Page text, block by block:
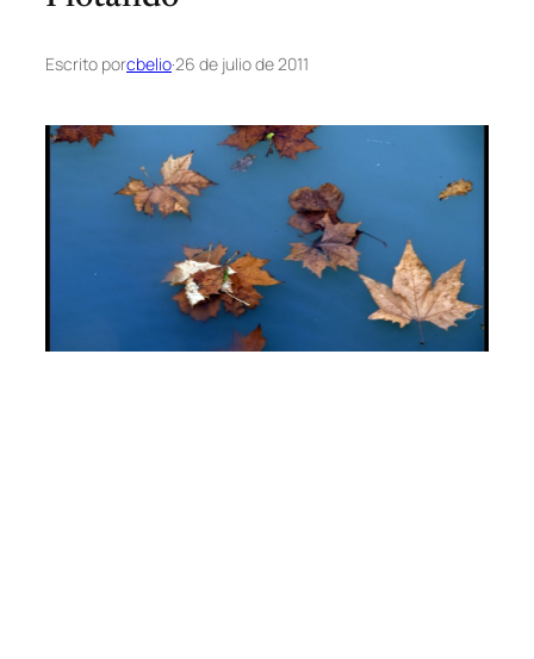
Escrito porcbelio·26 de julio de 2011